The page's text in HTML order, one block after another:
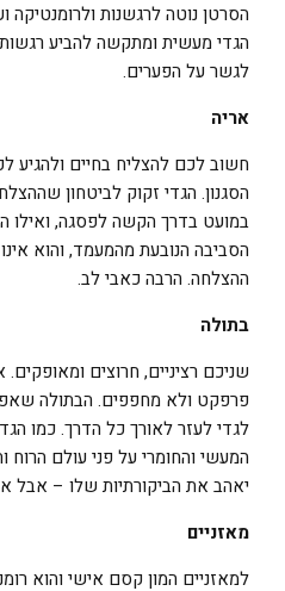
הסרטן נוטה לרגשנות ולרומנטיקה
הגדי מעשית ומתקשה להביע
לגשר על הפערים.
אריה
חשוב לכם להצליח בחיים ולהגיע
הסגנון. הגדי זקוק לביטחון
במועט בדרך הקשה לפסגה, ואילו
הסביבה הנובעת מהמעמד, והוא
ההצלחה. הרבה כאבי לב.
בתולה
שניכם רציניים, חרוצים
פרפקט ולא מחפפים. הבתולה
לגדי לעזר לאורך כל הדרך. כמו
המעשי והחומרי על פני עולם
יאהב את הביקורתיות שלו –
מאזניים
למאזניים המון קסם אישי והוא